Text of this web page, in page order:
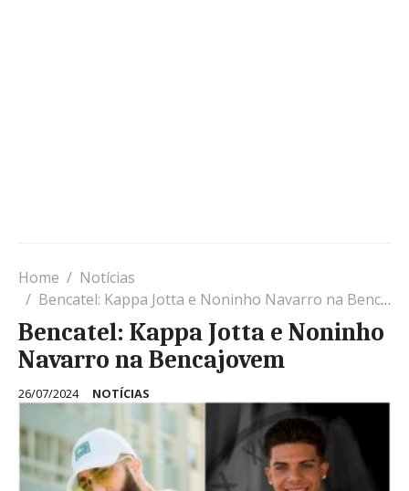
Home
Notícias
Bencatel: Kappa Jotta e Noninho Navarro na Bencajovem
Bencatel: Kappa Jotta e Noninho
Navarro na Bencajovem
26/07/2024 NOTÍCIAS